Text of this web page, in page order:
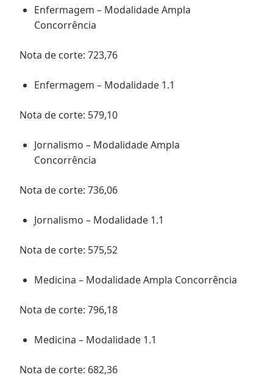
Enfermagem – Modalidade Ampla
Concorrência
Nota de corte: 723,76
Enfermagem – Modalidade 1.1
Nota de corte: 579,10
Jornalismo – Modalidade Ampla
Concorrência
Nota de corte: 736,06
Jornalismo – Modalidade 1.1
Nota de corte: 575,52
Medicina – Modalidade Ampla Concorrência
Nota de corte: 796,18
Medicina – Modalidade 1.1
Nota de corte: 682,36